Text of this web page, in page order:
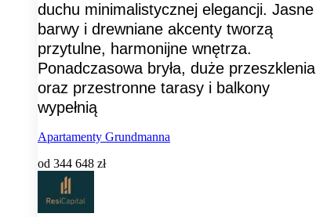
duchu minimalistycznej elegancji. Jasne
barwy i drewniane akcenty tworzą
przytulne, harmonijne wnętrza.
Ponadczasowa bryła, duże przeszklenia
oraz przestronne tarasy i balkony
wypełnią
Apartamenty Grundmanna
od 344 648 zł